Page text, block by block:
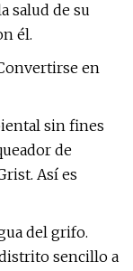
salud de su
él.
en
sin fines
de
Así es
del grifo.
sencillo a